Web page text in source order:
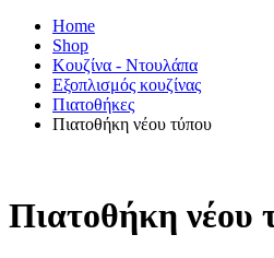
Home
Shop
Κουζίνα - Ντουλάπα
Εξοπλισμός κουζίνας
Πιατοθήκες
Πιατοθήκη νέου τύπου
Πιατοθήκη νέου